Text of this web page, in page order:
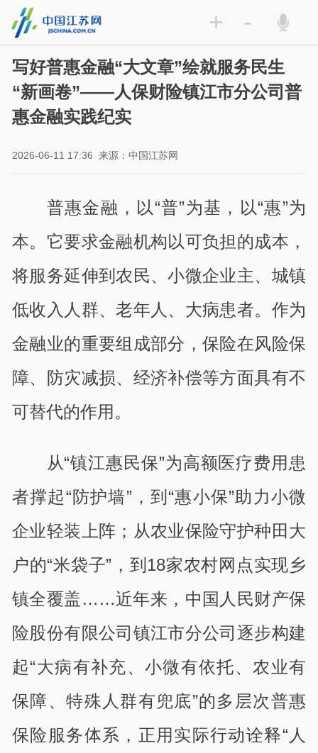
+ -
写好普惠金融“大文章”绘就服务民生
“新画卷”——人保财险镇江市分公司普
惠金融实践纪实
2026-06-11 17:36 来源：中国江苏网
普惠金融，以“普”为基，以“惠”为
本。它要求金融机构以可负担的成本，
将服务延伸到农民、小微企业主、城镇
低收入人群、老年人、大病患者。作为
金融业的重要组成部分，保险在风险保
障、防灾减损、经济补偿等方面具有不
可替代的作用。
从“镇江惠民保”为高额医疗费用患
者撑起“防护墙”，到“惠小保”助力小微
企业轻装上阵；从农业保险守护种田大
户的“米袋子”，到18家农村网点实现乡
镇全覆盖……近年来，中国人民财产保
险股份有限公司镇江市分公司逐步构建
起“大病有补充、小微有依托、农业有
保障、特殊人群有兜底”的多层次普惠
保险服务体系，正用实际行动诠释“人